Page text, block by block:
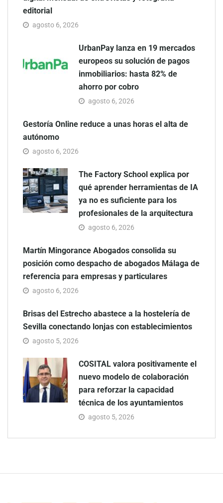
editorial
agosto 6, 2026
UrbanPay lanza en 19 mercados
europeos su solución de pagos
inmobiliarios: hasta 82% de
ahorro por cobro
agosto 6, 2026
Gestoría Online reduce a unas horas el alta de
autónomo
agosto 6, 2026
The Factory School explica por
qué aprender herramientas de IA
ya no es suficiente para los
profesionales de la arquitectura
agosto 6, 2026
Martín Mingorance Abogados consolida su
posición como despacho de abogados Málaga de
referencia para empresas y particulares
agosto 6, 2026
Brisas del Estrecho abastece a la hostelería de
Sevilla conectando lonjas con establecimientos
agosto 5, 2026
COSITAL valora positivamente el
nuevo modelo de colaboración
para reforzar la capacidad
técnica de los ayuntamientos
agosto 5, 2026